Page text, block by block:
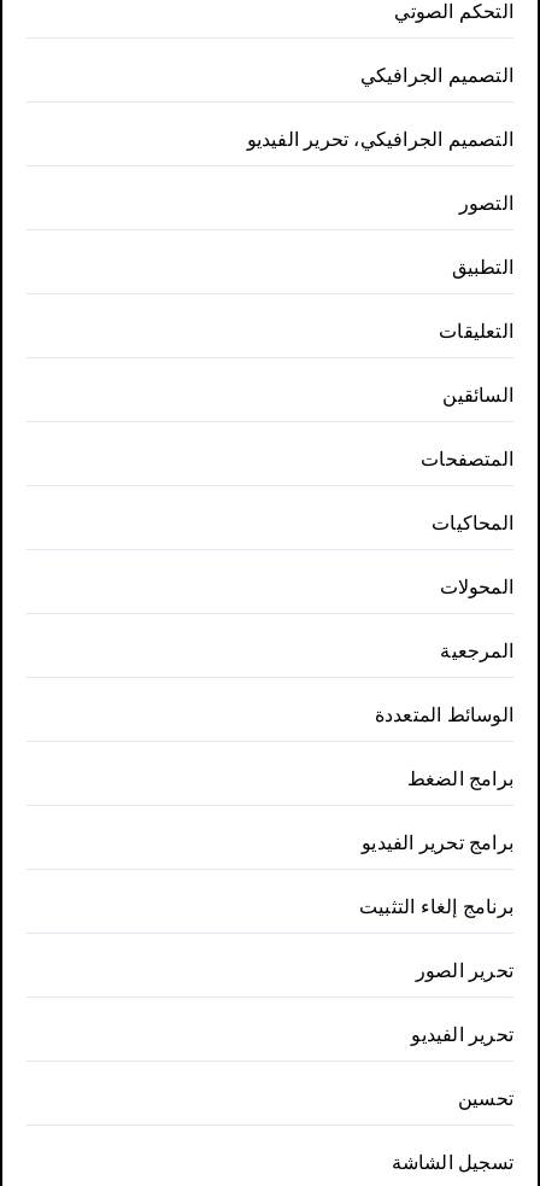
التحكم الصوتي
التصميم الجرافيكي
التصميم الجرافيكي، تحرير الفيديو
التصور
التطبيق
التعليقات
السائقين
المتصفحات
المحاكيات
المحولات
المرجعية
الوسائط المتعددة
برامج الضغط
برامج تحرير الفيديو
برنامج إلغاء التثبيت
تحرير الصور
تحرير الفيديو
تحسين
تسجيل الشاشة